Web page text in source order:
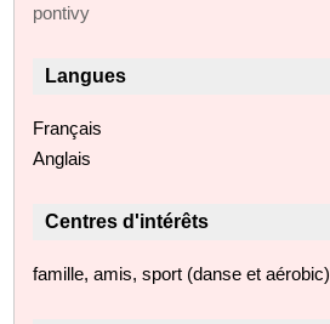
pontivy
Langues
Français
Anglais
Centres d'intérêts
famille, amis, sport (danse et aérobic)